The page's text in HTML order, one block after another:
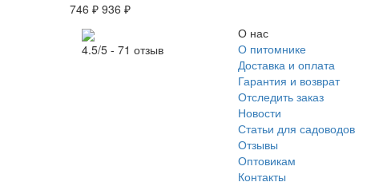
746 ₽ 936 ₽
4.5/5 - 71 отзыв
О нас
О питомнике
Доставка и оплата
Гарантия и возврат
Отследить заказ
Новости
Статьи для садоводов
Отзывы
Оптовикам
Контакты